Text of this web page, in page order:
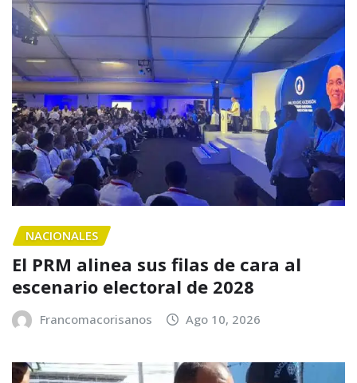
NACIONALES
El PRM alinea sus filas de cara al
escenario electoral de 2028
Francomacorisanos Ago 10, 2026